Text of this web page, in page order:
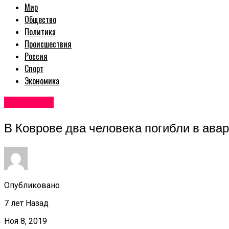
Мир
Общество
Политика
Происшествия
Россия
Спорт
Экономика
В Коврове два человека погибли в
Опубликовано
7 лет Назад
Ноя 8, 2019